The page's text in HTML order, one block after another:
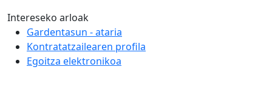
Intereseko arloak
Gardentasun - ataria
Kontratatzailearen profila
Egoitza elektronikoa